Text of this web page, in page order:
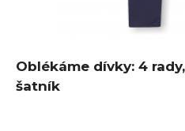
Oblékáme dívky: 4
šatník